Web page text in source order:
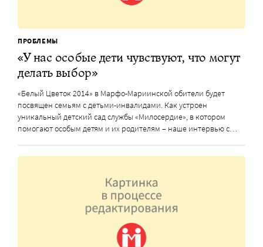
ПРОБЛЕМЫ
«У нас особые дети чувствуют, что могут
делать выбор»
«Белый Цветок 2014» в Марфо-Мариинской обители будет
посвящен семьям с детьми-инвалидами. Как устроен
уникальный детский сад службы «Милосердие», в котором
помогают особым детям и их родителям – наше интервью с…